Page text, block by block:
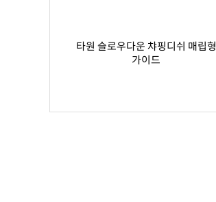
타원 슬로우다운 챠핑디쉬 매립형
가이드